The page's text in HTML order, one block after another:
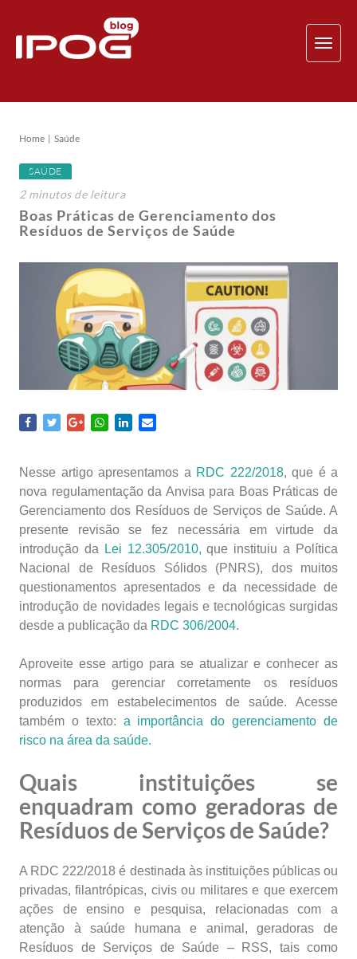
Home Saúde
SAÚDE
2 minutosde leitura
Boas Práticas de Gerenciamento dos
Resíduos de Serviços de Saúde
Nesse artigo apresentamos a RDC 222/2018, que é a
nova regulamentação da Anvisa para Boas Práticas de
Gerenciamento dos Resíduos de Serviços de Saúde. A
presente revisão se fez necessária em virtude da
introdução da
Lei 12.305/2010, que instituiu a Política
Nacional de Resíduos Sólidos (PNRS), dos muitos
questionamentos apresentados e da necessidade de
introdução de novidades legais e tecnológicas surgidas
desde a publicação da RDC 306/2004.
Aproveite esse artigo para se atualizar e conhecer as
normas para gerenciar corretamente os resíduos
produzidos em estabelecimentos de saúde. Acesse
também o texto: a importância do gerenciamento de
risco na área da saúde.
Quais instituições se
enquadram como geradoras de
Resíduos de Serviços de Saúde?
A RDC 222/2018 é destinada às instituições públicas ou
privadas, filantrópicas, civis ou militares e que exercem
ações de ensino e pesquisa, relacionadas com a
atenção à saúde humana e animal, geradoras de
Resíduos de Serviços de Saúde – RSS, tais como